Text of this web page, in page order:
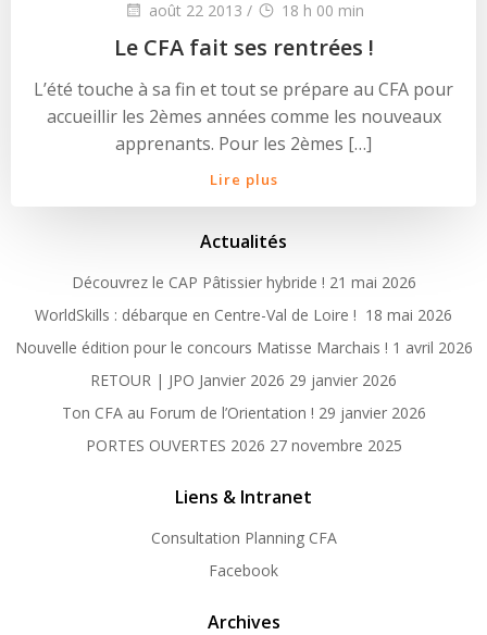
août 22 2013 / 18 h 00 min
Le CFA fait ses rentrées !
L’été touche à sa fin et tout se prépare au CFA pour
accueillir les 2èmes années comme les nouveaux
apprenants. Pour les 2èmes […]
Lire plus
Actualités
Découvrez le CAP Pâtissier hybride ! 21 mai 2026
WorldSkills : débarque en Centre-Val de Loire ! 18 mai 2026
Nouvelle édition pour le concours Matisse Marchais ! 1 avril 2026
RETOUR | JPO Janvier 2026 29 janvier 2026
Ton CFA au Forum de l’Orientation ! 29 janvier 2026
PORTES OUVERTES 2026 27 novembre 2025
Liens & Intranet
Consultation Planning CFA
Facebook
Archives